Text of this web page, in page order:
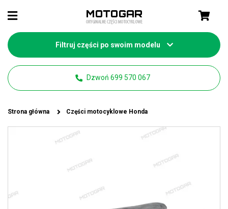
Filtruj części po swoim modelu
Dzwoń 699 570 067
Strona główna Części motocyklowe Honda